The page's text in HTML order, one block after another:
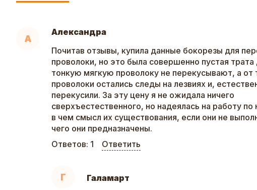
А
Александра
Почитав отзывы, купила данные бокорезы для
проволоки, но это была совершенно пустая
тонкую мягкую проволоку не перекусывают, а от
проволоки остались следы на лезвиях и,
перекусили. За эту цену я не ожидала ничего
сверхъестественного, но надеялась на работу по
в чем смысл их существования, если они не
чего они предназначены.
Ответов: 1 Ответить
Г Галамарт